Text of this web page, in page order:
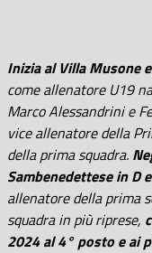
Inizia al Villa Musone
come allenatore U19
Marco Alessandrini e
vice allenatore della
della prima squadra.
Sambenedettese in D
allenatore della prima
squadra in più riprese,
2024 al 4° posto e ai